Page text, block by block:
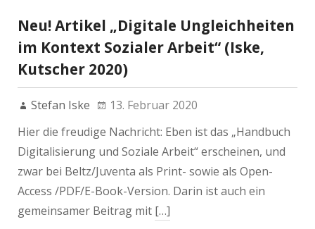
Neu! Artikel „Digitale Ungleichheiten
im Kontext Sozialer Arbeit“ (Iske,
Kutscher 2020)
Stefan Iske
13. Februar 2020
Hier die freudige Nachricht: Eben ist das „Handbuch
Digitalisierung und Soziale Arbeit“ erscheinen, und
zwar bei Beltz/Juventa als Print- sowie als Open-
Access /PDF/E-Book-Version. Darin ist auch ein
gemeinsamer Beitrag mit […]